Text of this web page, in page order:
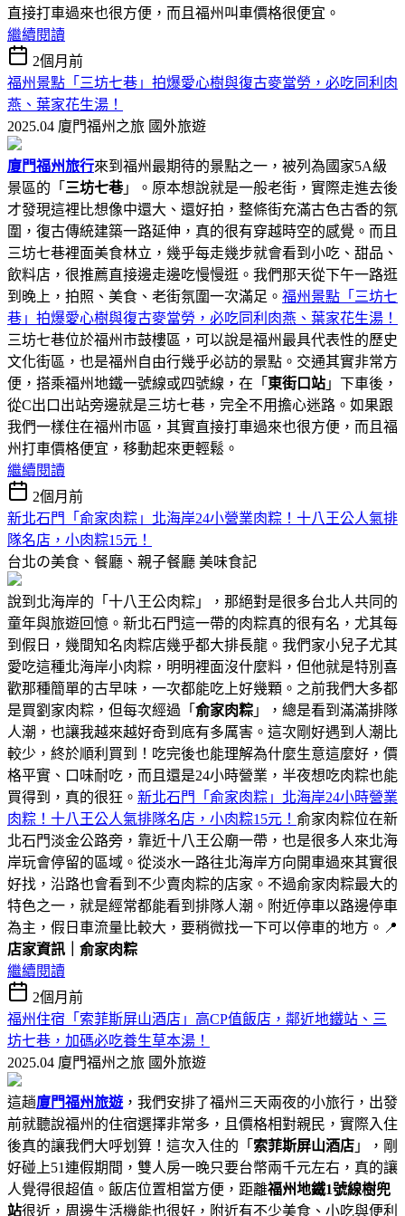
直接打車過來也很方便，而且福州叫車價格很便宜。
繼續閱讀
2個月前
福州景點「三坊七巷」拍爆愛心樹與復古麥當勞，必吃同利肉
燕、葉家花生湯！
2025.04 廈門福州之旅 國外旅遊
廈門福州旅行來到福州最期待的景點之一，被列為國家5A級
景區的「 三坊七巷」。原本想說就是一般老街，實際走進去後
才發現這裡比想像中還大、還好拍，整條街充滿古色古香的氛
圍，復古傳統建築一路延伸，真的很有穿越時空的感覺。而且
三坊七巷裡面美食林立，幾乎每走幾步就會看到小吃、甜品、
飲料店，很推薦直接邊走邊吃慢慢逛。我們那天從下午一路逛
到晚上，拍照、美食、老街氛圍一次滿足。 福州景點「三坊七
巷」拍爆愛心樹與復古麥當勞，必吃同利肉燕、葉家花生湯！
三坊七巷位於福州市鼓樓區，可以說是福州最具代表性的歷史
文化街區，也是福州自由行幾乎必訪的景點。交通其實非常方
便，搭乘福州地鐵一號線或四號線，在「 東街口站 」下車後，
從C出口出站旁邊就是三坊七巷，完全不用擔心迷路。如果跟
我們一樣住在福州市區，其實直接打車過來也很方便，而且福
州打車價格便宜，移動起來更輕鬆。
繼續閱讀
2個月前
新北石門「俞家肉粽」北海岸24小營業肉粽！十八王公人氣排
隊名店，小肉粽15元！
台北の美食、餐廳、親子餐廳 美味食記
說到北海岸的「十八王公肉粽」，那絕對是很多台北人共同的
童年與旅遊回憶。新北石門這一帶的肉粽真的很有名，尤其每
到假日，幾間知名肉粽店幾乎都大排長龍。我們家小兒子尤其
愛吃這種北海岸小肉粽，明明裡面沒什麼料，但他就是特別喜
歡那種簡單的古早味，一次都能吃上好幾顆。之前我們大多都
是買劉家肉粽，但每次經過「 俞家肉粽 」，總是看到滿滿排隊
人潮，也讓我越來越好奇到底有多厲害。這次剛好遇到人潮比
較少，終於順利買到！吃完後也能理解為什麼生意這麼好，價
格平實、口味耐吃，而且還是24小時營業，半夜想吃肉粽也能
買得到，真的很狂。 新北石門「俞家肉粽」北海岸24小時營業
肉粽！十八王公人氣排隊名店，小肉粽15元！ 俞家肉粽位在新
北石門淡金公路旁，靠近十八王公廟一帶，也是很多人來北海
岸玩會停留的區域。從淡水一路往北海岸方向開車過來其實很
好找，沿路也會看到不少賣肉粽的店家。不過俞家肉粽最大的
特色之一，就是經常都能看到排隊人潮。附近停車以路邊停車
為主，假日車流量比較大，要稍微找一下可以停車的地方。📍
店家資訊｜俞家肉粽
繼續閱讀
2個月前
福州住宿「索菲斯屏山酒店」高CP值飯店，鄰近地鐵站、三
坊七巷，加碼必吃養生草本湯！
2025.04 廈門福州之旅 國外旅遊
這趟廈門福州旅遊 ，我們安排了福州三天兩夜的小旅行，出發
前就聽說福州的住宿選擇非常多，且價格相對親民，實際入住
後真的讓我們大呼划算！這次入住的「 索菲斯屏山酒店 」，剛
好碰上51連假期間，雙人房一晚只要台幣兩千元左右，真的讓
人覺得很超值。飯店位置相當方便，距離福州地鐵1號線樹兜
站很近，周邊生活機能也很好，附近有不少美食、小吃與便利